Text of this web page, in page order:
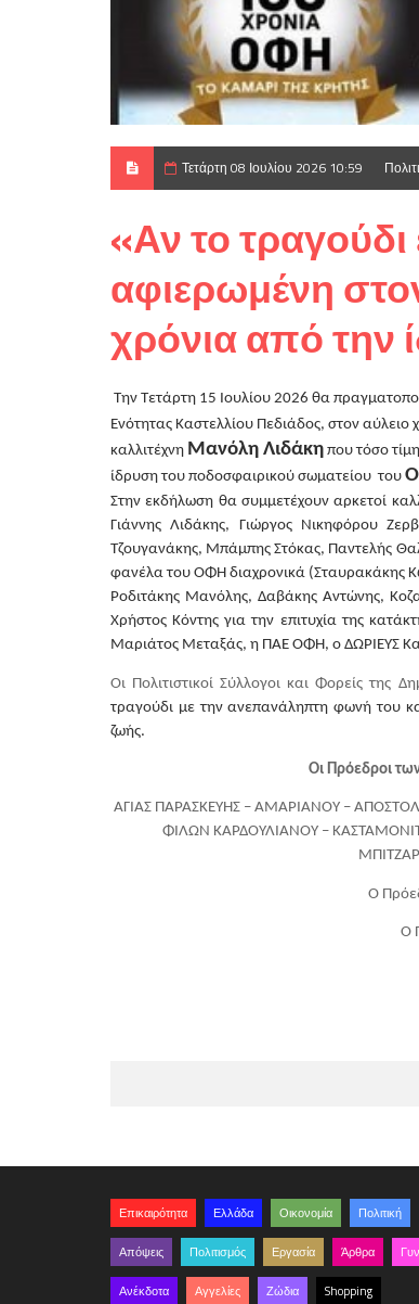
Τετάρτη 08 Ιουλίου 2026 10:59
«Αν το
αφιερωμένη
χρόνια από την
Την Τετάρτη 15 Ιουλίου 2026 θα
Ενότητας Καστελλίου Πεδιάδος, στον
καλλιτέχνη Μανόλη Λιδάκη που τόσο
ίδρυση του ποδοσφαιρικού σωματείου  του
Στην εκδήλωση θα συμμετέχουν αρκετοί
Γιάννης Λιδάκης, Γιώργος Νικηφόρου
Τζουγανάκης, Μπάμπης Στόκας, Παντελής
φανέλα του ΟΦΗ διαχρονικά (Σταυρακάκης
Ροδιτάκης Μανόλης, Δαβάκης Αντώνης,
Χρήστος Κόντης για την επιτυχία της
Μαριάτος Μεταξάς, η ΠΑΕ ΟΦΗ, ο ΔΩΡΙΕΥΣ
Οι Πολιτιστικοί Σύλλογοι και Φορείς της
τραγούδι με την ανεπανάληπτη φωνή του
ζωής.
Οι Πρόεδροι
ΑΓΙΑΣ ΠΑΡΑΣΚΕΥΗΣ – ΑΜΑΡΙΑΝΟΥ –
ΦΙΛΩΝ ΚΑΡΔΟΥΛΙΑΝΟΥ –
Ο
Ο
Επικαιρότητα Ελλάδα Οικονομία Πολιτική
Απόψεις Πολιτισμός Εργασία Άρθρα
Ανέκδοτα Αγγελίες Ζώδια Shopping